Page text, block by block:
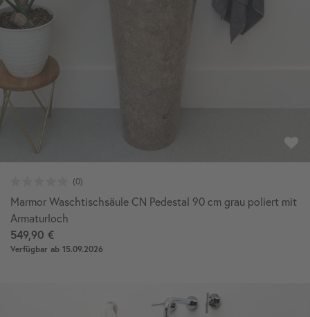
Marmor Waschtischsäule CN Pedestal 90 cm grau poliert mit
Armaturloch
549,90 €
Verfügbar ab 15.09.2026